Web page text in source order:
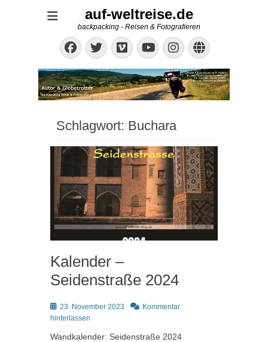
auf-weltreise.de
backpacking - Reisen & Fotografieren
Facebook
Twitter
Vimeo
YouTube
Instagram
Website
Schlagwort: Buchara
Kalender –
Seidenstraße 2024
Posted
on
23. November 2023
Kommentar
hinterlassen
Wandkalender: Seidenstraße 2024